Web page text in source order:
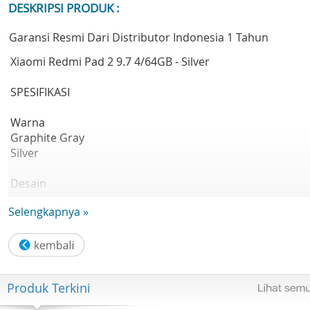
DESKRIPSI PRODUK :
Garansi Resmi Dari Distributor Indonesia 1 Tahun
Xiaomi Redmi Pad 2 9.7 4/64GB - Silver
SPESIFIKASI
Warna
Graphite Gray
Silver
Desain
Tinggi: 226,51 mm
Tebal: 7,4 mm
Bobot: 406 g
Rasio layar terhadap bodi: 84,70%
*Data diuji oleh Xiaomi Internal Labs, hasil aktual
berbeda.
Selengkapnya »
Produk Terkini